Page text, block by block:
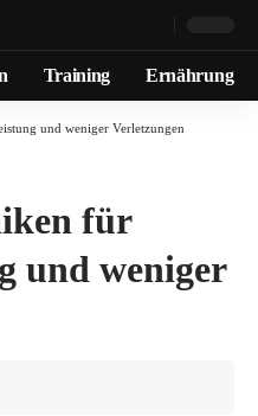
Training Ernährung
und weniger Verletzungen
für
und weniger